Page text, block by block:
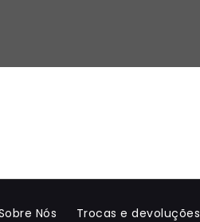
Nós Trocas e devoluções